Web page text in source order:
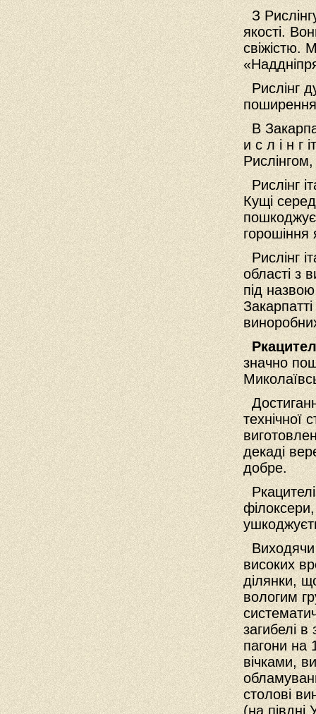
З
якості.
свіжістю.
Рислінг
поширення
В
и с л і н г
Рислінг
Кущі
горошіння
Рислінг
області з
під
значно
технічної
декаді
добре.
Ркацителі
Виходячи
високих
ділянки,
вологим
загибелі
пагони на
вічками,
столові
(на